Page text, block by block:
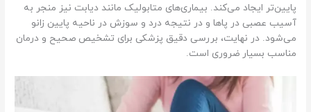
پایین‌تر ایجاد می‌کند. بیماری‌های متابولیک مانند دیابت نیز منجر به
آسیب عصبی در پاها و در نتیجه درد و سوزش در ناحیه پایین زانو
می‌شود. در نهایت، بررسی دقیق پزشکی برای تشخیص صحیح و درمان
مناسب بسیار ضروری است.